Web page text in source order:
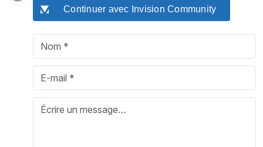
Continuer avec Invision Community